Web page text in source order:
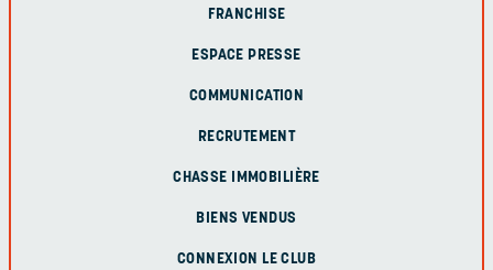
FRANCHISE
ESPACE PRESSE
COMMUNICATION
RECRUTEMENT
CHASSE IMMOBILIÈRE
BIENS VENDUS
CONNEXION LE CLUB